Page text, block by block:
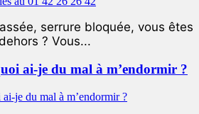
serrure bloquée, vous êtes
? Vous...
ai-je du mal à m’endormir ?